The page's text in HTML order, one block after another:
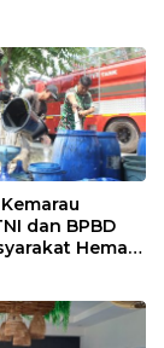
dan BPBD
Hemat